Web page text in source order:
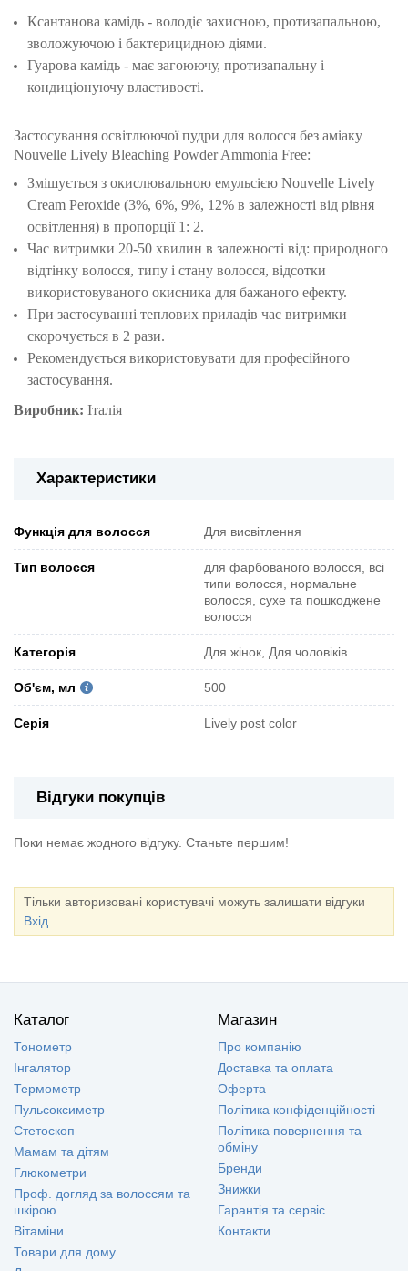
Ксантанова камідь - володіє захисною, протизапальною,
зволожуючою і бактерицидною діями.
Гуарова камідь - має загоюючу, протизапальну і
кондиціонуючу властивості.
Застосування освітлюючої пудри для волосся без аміаку
Nouvelle Lively Bleaching Powder Ammonia Free:
Змішується з окислювальною емульсією Nouvelle Lively
Cream Peroxide (3%, 6%, 9%, 12% в залежності від рівня
освітлення) в пропорції 1: 2.
Час витримки 20-50 хвилин в залежності від: природного
відтінку волосся, типу і стану волосся, відсотки
використовуваного окисника для бажаного ефекту.
При застосуванні теплових приладів час витримки
скорочується в 2 рази.
Рекомендується використовувати для професійного
застосування.
Виробник: Італія
Характеристики
Функція для волосся Для висвітлення
Тип волосся
для фарбованого волосся, всі
типи волосся, нормальне
волосся, сухе та пошкоджене
волосся
Категорія Для жінок, Для чоловіків
Об'єм, мл 500
Серія Lively post color
Відгуки покупців
Поки немає жодного відгуку. Станьте першим!
Тільки авторизовані користувачі можуть залишати відгуки
Вхід
Каталог
Тонометр
Інгалятор
Термометр
Пульсоксиметр
Стетоскоп
Мамам та дітям
Глюкометри
Проф. догляд за волоссям та
шкірою
Вітаміни
Товари для дому
Магазин
Про компанію
Доставка та оплата
Оферта
Політика конфіденційності
Політика повернення та
обміну
Бренди
Знижки
Гарантія та сервіс
Контакти